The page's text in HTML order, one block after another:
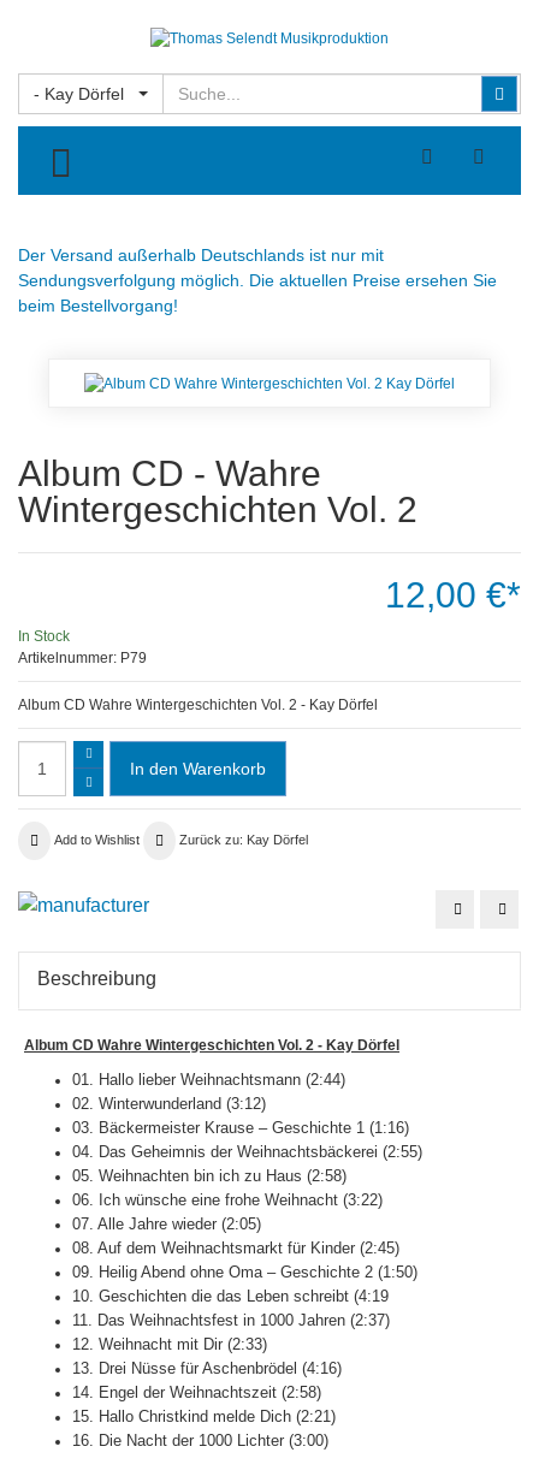
- Kay Dörfel
TOGGLE MENU
Der Versand außerhalb Deutschlands ist nur mit
Sendungsverfolgung möglich. Die aktuellen Preise ersehen Sie
beim Bestellvorgang!
Album CD - Wahre
Wintergeschichten Vol. 2
12,00 €*
In Stock
Artikelnummer: P79
Album CD Wahre Wintergeschichten Vol. 2 - Kay Dörfel
Add to Wishlist Zurück zu: Kay Dörfel
Album
-
Black
Frei
Beschreibung
Album CD Wahre Wintergeschichten Vol. 2 - Kay Dörfel
01. Hallo lieber Weihnachtsmann (2:44)
02. Winterwunderland (3:12)
03. Bäckermeister Krause – Geschichte 1 (1:16)
04. Das Geheimnis der Weihnachtsbäckerei (2:55)
05. Weihnachten bin ich zu Haus (2:58)
06. Ich wünsche eine frohe Weihnacht (3:22)
07. Alle Jahre wieder (2:05)
08. Auf dem Weihnachtsmarkt für Kinder (2:45)
09. Heilig Abend ohne Oma – Geschichte 2 (1:50)
10. Geschichten die das Leben schreibt (4:19
11. Das Weihnachtsfest in 1000 Jahren (2:37)
12. Weihnacht mit Dir (2:33)
13. Drei Nüsse für Aschenbrödel (4:16)
14. Engel der Weihnachtszeit (2:58)
15. Hallo Christkind melde Dich (2:21)
16. Die Nacht der 1000 Lichter (3:00)